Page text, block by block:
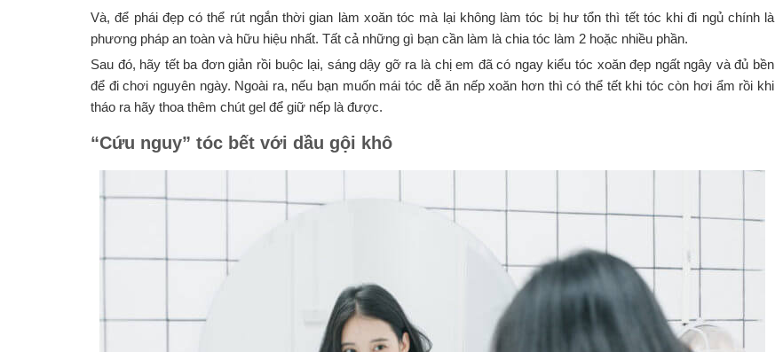
Và, để phái đẹp có thể rút ngắn thời gian làm xoăn tóc mà lại không làm tóc bị hư tổn thì tết tóc khi đi ngủ chính là
phương pháp an toàn và hữu hiệu nhất. Tất cả những gì bạn cần làm là chia tóc làm 2 hoặc nhiều phần.
Sau đó, hãy tết ba đơn giản rồi buộc lại, sáng dậy gỡ ra là chị em đã có ngay kiểu tóc xoăn đẹp ngất ngây và đủ bền
để đi chơi nguyên ngày. Ngoài ra, nếu bạn muốn mái tóc dễ ăn nếp xoăn hơn thì có thể tết khi tóc còn hơi ẩm rồi khi
tháo ra hãy thoa thêm chút gel để giữ nếp là được.
“Cứu nguy” tóc bết với dầu gội khô